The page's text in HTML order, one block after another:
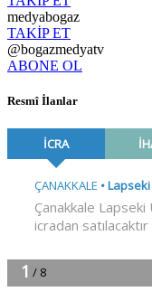
medyabogaz
TAKİP ET
@bogazmedyatv
ABONE OL
Resmî İlanlar